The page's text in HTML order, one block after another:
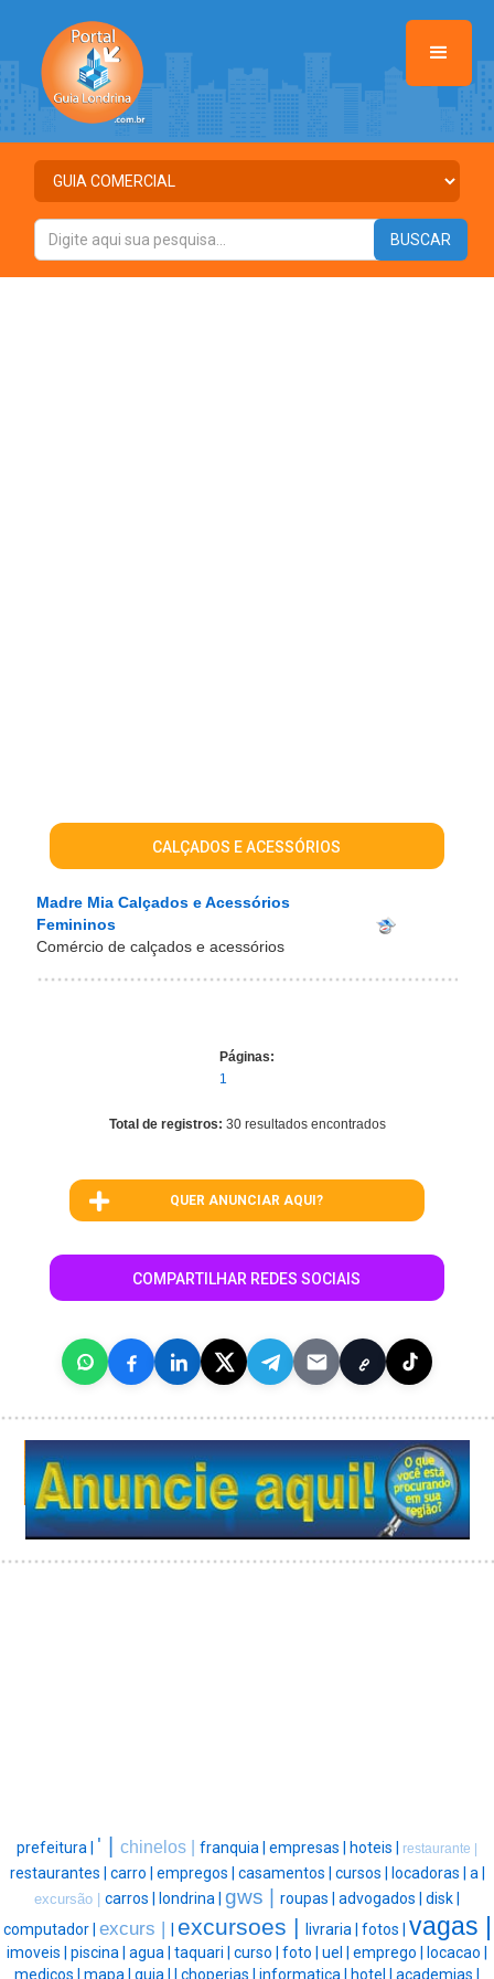
CALÇADOS E ACESSÓRIOS
Madre Mia Calçados e Acessórios
Femininos
Comércio de calçados e acessórios
Páginas:
1
Total de registros: 30 resultados encontrados
QUER ANUNCIAR AQUI?
COMPARTILHAR REDES SOCIAIS
prefeitura | ' | chinelos | franquia | empresas | hoteis | restaurante |
restaurantes | carro | empregos | casamentos | cursos | locadoras | a |
excursão | carros | londrina | gws | roupas | advogados | disk |
computador | excurs | | excursoes | livraria | fotos | vagas |
imoveis | piscina | agua | taquari | curso | foto | uel | emprego | locacao |
medicos | mapa | guia | | choperias | informatica | hotel | academias |